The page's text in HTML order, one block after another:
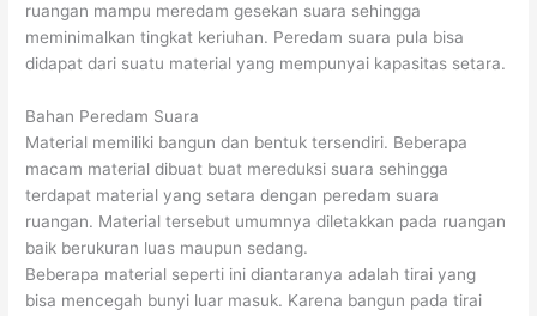
ruangan mampu meredam gesekan suara sehingga
meminimalkan tingkat keriuhan. Peredam suara pula bisa
didapat dari suatu material yang mempunyai kapasitas setara.
Bahan Peredam Suara
Material memiliki bangun dan bentuk tersendiri. Beberapa
macam material dibuat buat mereduksi suara sehingga
terdapat material yang setara dengan peredam suara
ruangan. Material tersebut umumnya diletakkan pada ruangan
baik berukuran luas maupun sedang.
Beberapa material seperti ini diantaranya adalah tirai yang
bisa mencegah bunyi luar masuk. Karena bangun pada tirai